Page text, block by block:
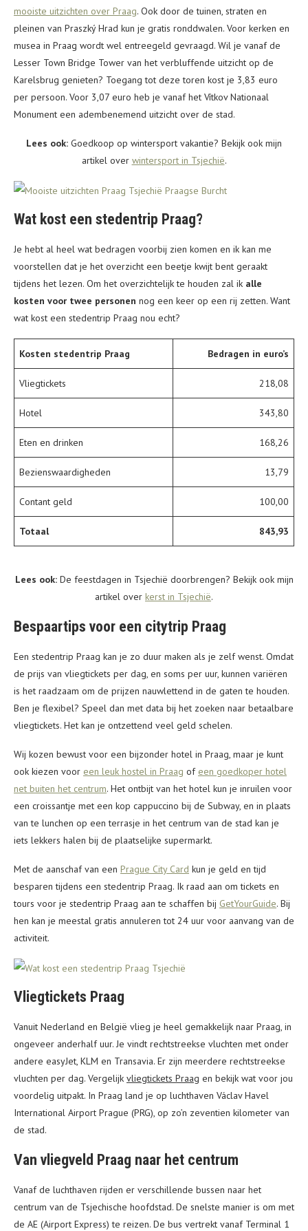
mooiste uitzichten over Praag. Ook door de tuinen, straten en
pleinen van Praszký Hrad kun je gratis ronddwalen. Voor kerken en
musea in Praag wordt wel entreegeld gevraagd. Wil je vanaf de
Lesser Town Bridge Tower van het verbluffende uitzicht op de
Karelsbrug genieten? Toegang tot deze toren kost je 3,83 euro
per persoon. Voor 3,07 euro heb je vanaf het Vítkov Nationaal
Monument een adembenemend uitzicht over de stad.
Lees ook: Goedkoop op wintersport vakantie? Bekijk ook mijn
artikel over wintersport in Tsjechië.
Wat kost een stedentrip Praag?
Je hebt al heel wat bedragen voorbij zien komen en ik kan me
voorstellen dat je het overzicht een beetje kwijt bent geraakt
tijdens het lezen. Om het overzichtelijk te houden zal ik alle
kosten voor twee personen nog een keer op een rij zetten. Want
wat kost een stedentrip Praag nou echt?
Kosten stedentrip Praag Bedragen in euro’s
Vliegtickets 218,08
Hotel 343,80
Eten en drinken 168,26
Bezienswaardigheden 13,79
Contant geld 100,00
Totaal 843,93
Lees ook:De feestdagen in Tsjechië doorbrengen? Bekijk ook mijn
artikel over kerst in Tsjechië.
Bespaartips voor een citytrip Praag
Een stedentrip Praag kan je zo duur maken als je zelf wenst. Omdat
de prijs van vliegtickets per dag, en soms per uur, kunnen variëren
is het raadzaam om de prijzen nauwlettend in de gaten te houden.
Ben je flexibel? Speel dan met data bij het zoeken naar betaalbare
vliegtickets. Het kan je ontzettend veel geld schelen.
Wij kozen bewust voor een bijzonder hotel in Praag, maar je kunt
ook kiezen voor een leuk hostel in Praag of een goedkoper hotel
net buiten het centrum. Het ontbijt van het hotel kun je inruilen voor
een croissantje met een kop cappuccino bij de Subway, en in plaats
van te lunchen op een terrasje in het centrum van de stad kan je
iets lekkers halen bij de plaatselijke supermarkt.
Met de aanschaf van een Prague City Card kun je geld en tijd
besparen tijdens een stedentrip Praag. Ik raad aan om tickets en
tours voor je stedentrip Praag aan te schaffen bij GetYourGuide. Bij
hen kan je meestal gratis annuleren tot 24 uur voor aanvang van de
activiteit.
Vliegtickets Praag
Vanuit Nederland en België vlieg je heel gemakkelijk naar Praag, in
ongeveer anderhalf uur. Je vindt rechtstreekse vluchten met onder
andere easyJet, KLM en Transavia. Er zijn meerdere rechtstreekse
vluchten per dag. Vergelijk vliegtickets Praag en bekijk wat voor jou
voordelig uitpakt. In Praag land je op luchthaven Václav Havel
International Airport Prague (PRG), op zo’n zeventien kilometer van
de stad.
Van vliegveld Praag naar het centrum
Vanaf de luchthaven rijden er verschillende bussen naar het
centrum van de Tsjechische hoofdstad. De snelste manier is om met
de AE (Airport Express) te reizen. De bus vertrekt vanaf Terminal 1